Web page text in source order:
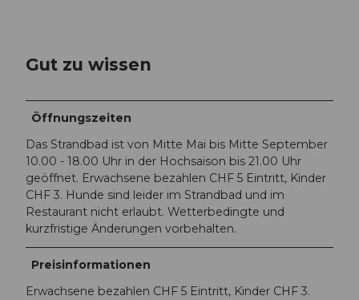
Gut zu wissen
Öffnungszeiten
Das Strandbad ist von Mitte Mai bis Mitte September
10.00 - 18.00 Uhr in der Hochsaison bis 21.00 Uhr
geöffnet. Erwachsene bezahlen CHF 5 Eintritt, Kinder
CHF 3. Hunde sind leider im Strandbad und im
Restaurant nicht erlaubt. Wetterbedingte und
kurzfristige Änderungen vorbehalten.
Preisinformationen
Erwachsene bezahlen CHF 5 Eintritt, Kinder CHF 3.